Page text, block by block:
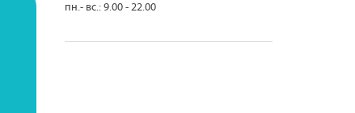
пн.- вс.: 9.00 - 22.00